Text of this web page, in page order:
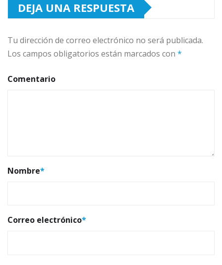
DEJA UNA RESPUESTA
Tu dirección de correo electrónico no será publicada.
Los campos obligatorios están marcados con *
Comentario
Nombre*
Correo electrónico*